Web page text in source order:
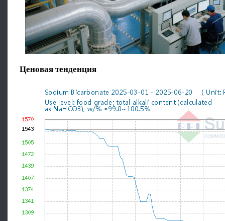
Ценовая тенденция